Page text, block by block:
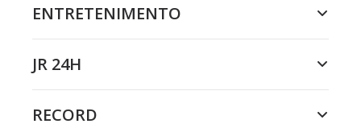
ENTRETENIMENTO
JR 24H
RECORD